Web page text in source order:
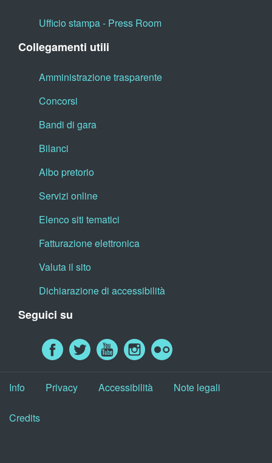
Ufficio stampa - Press Room
Collegamenti utili
Amministrazione trasparente
Concorsi
Bandi di gara
Bilanci
Albo pretorio
Servizi online
Elenco siti tematici
Fatturazione elettronica
Valuta il sito
Dichiarazione di accessibilità
Seguici su
Info Privacy Accessibilità Note legali
Credits